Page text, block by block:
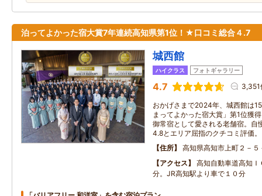
泊ってよかった宿大賞7年連続高知県第1位！★口コミ総合４.7
城西館
ハイクラス フォトギャラリー
4.7 3,351
おかげさまで2024年、城西館は
まってよかった宿大賞」第1位獲
御常宿として愛される老舗宿。自
4.8とエリア屈指のクチコミ評価。
住所
高知県高知市上町２－５
アクセス
高知自動車道高知
分。JR高知駅より車で１０分